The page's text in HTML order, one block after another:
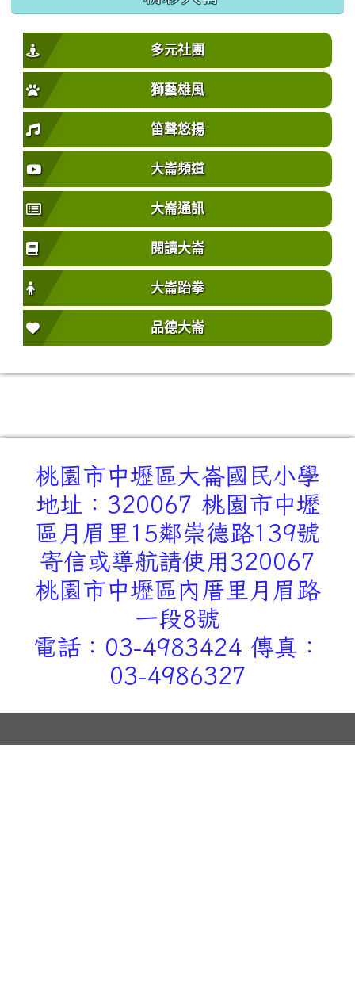
多元社團
獅藝雄風
笛聲悠揚
大崙頻道
大崙通訊
閱讀大崙
大崙跆拳
品德大崙
桃園市中壢區大崙國民小學
地址：320067 桃園市中壢
區月眉里15鄰崇德路139號
寄信或導航請使用320067
桃園市中壢區內厝里月眉路
一段8號
電話：03-4983424 傳真：
03-4986327